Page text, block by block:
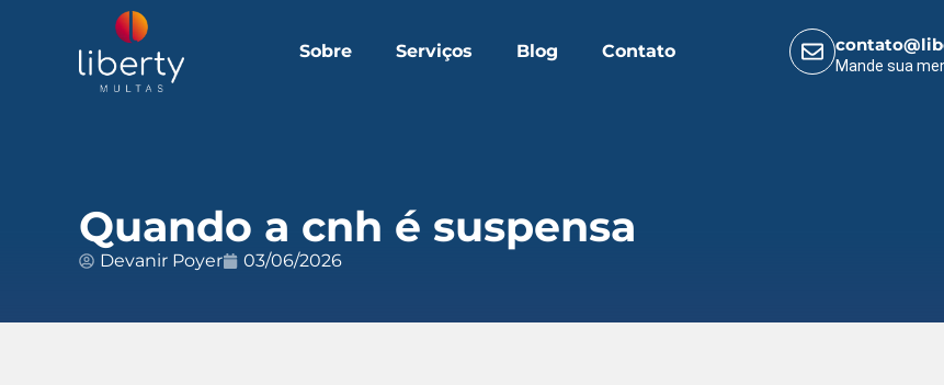
Sobre Serviços Blog Contato
Mande sua
Quando a cnh é suspensa
Devanir Poyer 03/06/2026